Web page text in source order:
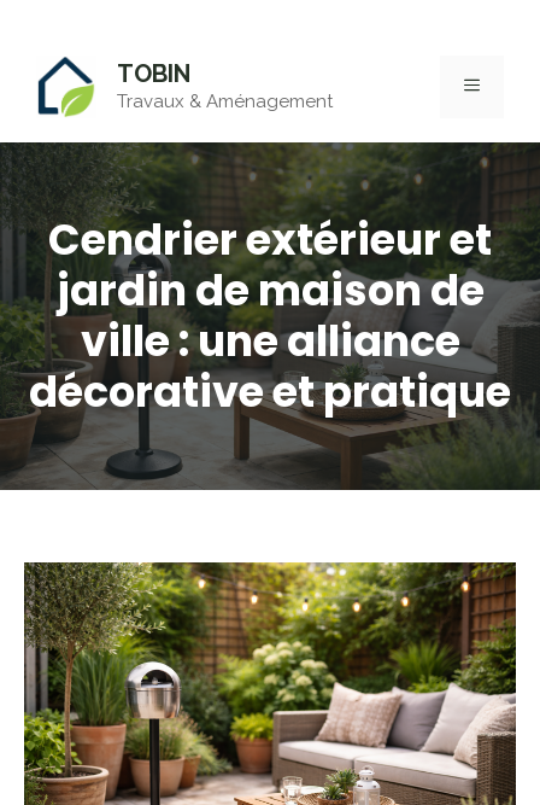
contenu
TOBIN
Travaux & Aménagement
MENU
Cendrier extérieur et
jardin de maison de
ville : une alliance
décorative et pratique